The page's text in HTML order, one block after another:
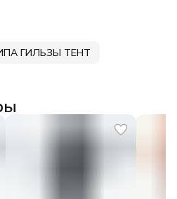
ГИЛЬЗЫ ТЕНТ